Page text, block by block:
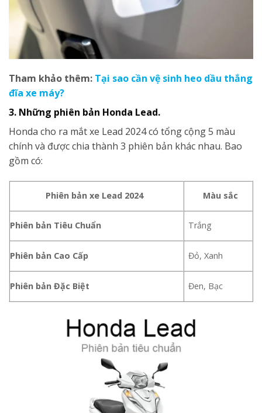
Tham khảo thêm: Tại sao cần vệ sinh heo dầu thắng
đĩa xe máy?
3. Những phiên bản Honda Lead.
Honda cho ra mắt xe Lead 2024 có tổng cộng 5 màu
chính và được chia thành 3 phiên bản khác nhau. Bao
gồm có:
Phiên bản xe Lead 2024 Màu sắc
Phiên bản Tiêu Chuẩn Trắng
Phiên bản Cao Cấp Đỏ, Xanh
Phiên bản Đặc Biệt Đen, Bạc